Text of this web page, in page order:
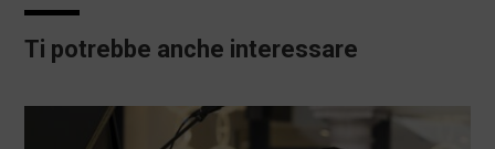
Ti potrebbe anche interessare